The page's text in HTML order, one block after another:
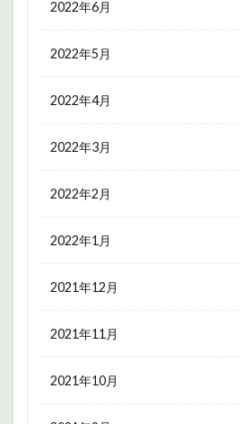
2022年6月
2022年5月
2022年4月
2022年3月
2022年2月
2022年1月
2021年12月
2021年11月
2021年10月